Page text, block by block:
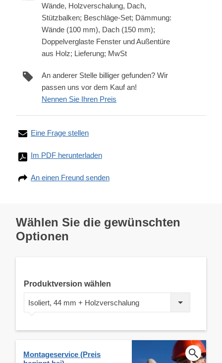
Wände, Holzverschalung, Dach,
Stützbalken; Beschläge-Set; Dämmung:
Wände (100 mm), Dach (150 mm);
Doppelverglaste Fenster und Außentüre
aus Holz; Lieferung; MwSt
An anderer Stelle billiger gefunden? Wir
passen uns vor dem Kauf an!
Nennen Sie Ihren Preis
Eine Frage stellen
Im PDF herunterladen
An einen Freund senden
Wählen Sie die gewünschten
Optionen
Produktversion wählen
Isoliert, 44 mm + Holzverschalung
Montageservice (Preis